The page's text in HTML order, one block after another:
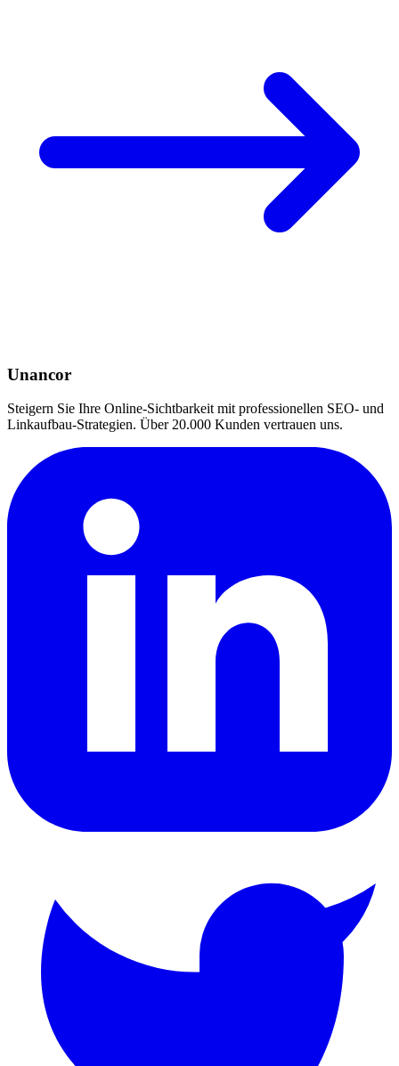
Unancor
Steigern Sie Ihre Online-Sichtbarkeit mit professionellen SEO- und
Linkaufbau-Strategien. Über 20.000 Kunden vertrauen uns.